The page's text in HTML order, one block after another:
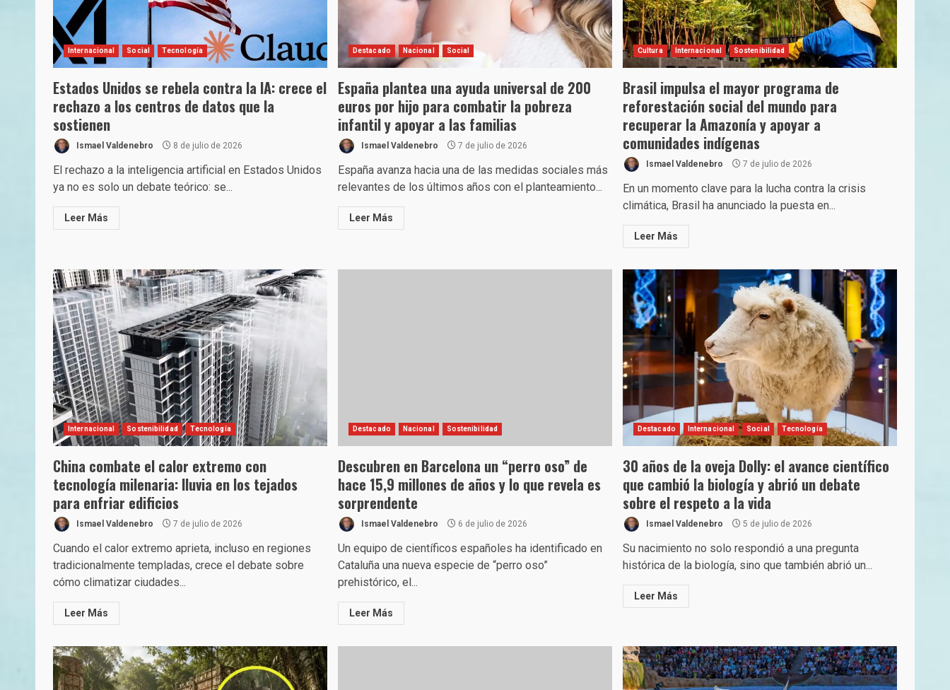
Internacional Social Tecnología
Estados Unidos se rebela contra la IA: crece el
rechazo a los centros de datos que la
sostienen
Ismael Valdenebro 8 de julio de 2026
El rechazo a la inteligencia artificial en Estados Unidos
ya no es solo un debate teórico: se...
Leer Más
Destacado Nacional Social
España plantea una ayuda universal de 200
euros por hijo para combatir la pobreza
infantil y apoyar a las familias
Ismael Valdenebro 7 de julio de 2026
España avanza hacia una de las medidas sociales más
relevantes de los últimos años con el planteamiento...
Leer Más
Cultura Internacional Sostenibilidad
Brasil impulsa el mayor programa de
reforestación social del mundo para
recuperar la Amazonía y apoyar a
comunidades indígenas
Ismael Valdenebro 7 de julio de 2026
En un momento clave para la lucha contra la crisis
climática, Brasil ha anunciado la puesta en...
Leer Más
Internacional Sostenibilidad Tecnología
China combate el calor extremo con
tecnología milenaria: lluvia en los tejados
para enfriar edificios
Ismael Valdenebro 7 de julio de 2026
Cuando el calor extremo aprieta, incluso en regiones
tradicionalmente templadas, crece el debate sobre
cómo climatizar ciudades...
Leer Más
Destacado Nacional Sostenibilidad
Descubren en Barcelona un “perro oso” de
hace 15,9 millones de años y lo que revela es
sorprendente
Ismael Valdenebro 6 de julio de 2026
Un equipo de científicos españoles ha identificado en
Cataluña una nueva especie de “perro oso”
prehistórico, el...
Leer Más
Destacado Internacional Social Tecnología
30 años de la oveja Dolly: el avance científico
que cambió la biología y abrió un debate
sobre el respeto a la vida
Ismael Valdenebro 5 de julio de 2026
Su nacimiento no solo respondió a una pregunta
histórica de la biología, sino que también abrió un...
Leer Más